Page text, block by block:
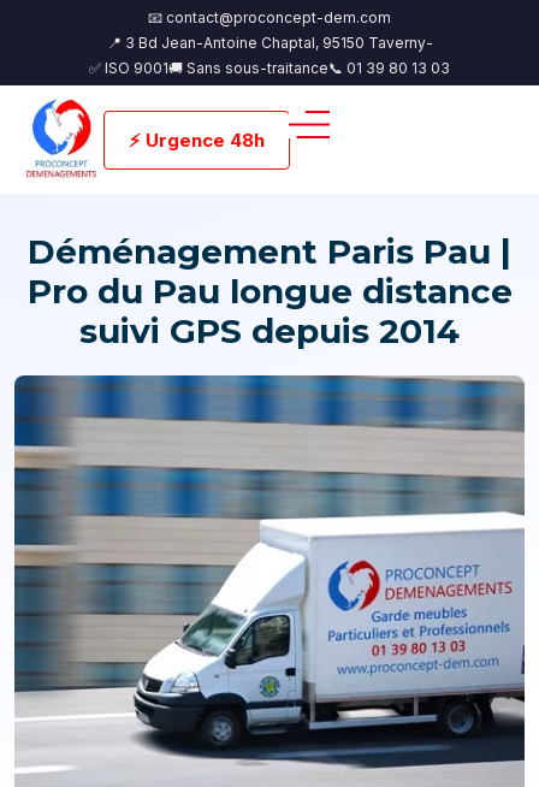
📧 contact@proconcept-dem.com
📍 3 Bd Jean-Antoine Chaptal, 95150 Taverny-
✅ ISO 9001🚚 Sans sous-traitance📞 01 39 80 13 03
⚡ Urgence 48h
Déménagement Paris Pau |
Pro du Pau longue distance
suivi GPS depuis 2014